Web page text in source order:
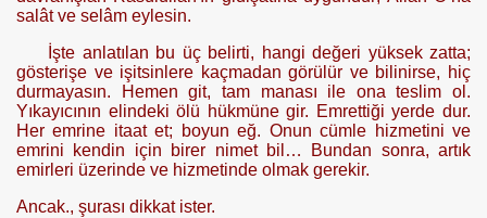
salât ve selâm eylesin.
İşte anlatılan bu üç belirti, hangi değeri yüksek zatta;
gösterişe ve işitsinlere kaçmadan görülür ve bilinirse, hiç
durmayasın. Hemen git, tam manası ile ona teslim ol.
Yıkayıcının elindeki ölü hükmüne gir. Emret­tiği yerde dur.
Her emrine itaat et; boyun eğ. Onun cümle hizmetini ve
emrini kendin için birer nimet bil… Bundan sonra, artık
emirleri üzerinde ve hizmetinde olmak gerekir.
Ancak., şurası dikkat ister.